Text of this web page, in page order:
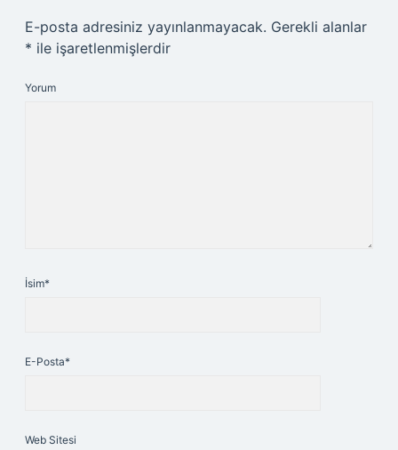
E-posta adresiniz yayınlanmayacak. Gerekli alanlar
* ile işaretlenmişlerdir
Yorum
İsim*
E-Posta*
Web Sitesi